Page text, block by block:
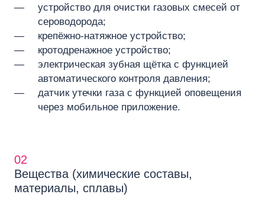
устройство для очистки газовых смесей от
сероводорода;
крепёжно‑натяжное устройство;
кротодренажное устройство;
электрическая зубная щётка с функцией
автоматического контроля давления;
датчик утечки газа с функцией оповещения
через мобильное приложение.
02
Вещества (химические составы,
материалы, сплавы)